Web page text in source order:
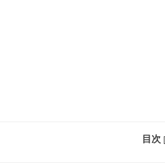
目次 [